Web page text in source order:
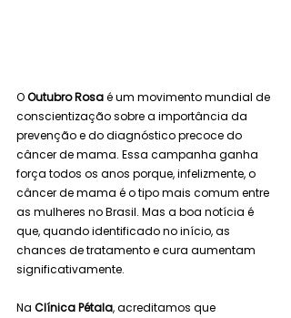
O Outubro Rosa é um movimento mundial de
conscientização sobre a importância da
prevenção e do diagnóstico precoce do
câncer de mama. Essa campanha ganha
força todos os anos porque, infelizmente, o
câncer de mama é o tipo mais comum entre
as mulheres no Brasil. Mas a boa notícia é
que, quando identificado no início, as
chances de tratamento e cura aumentam
significativamente.
Na Clínica Pétala, acreditamos que